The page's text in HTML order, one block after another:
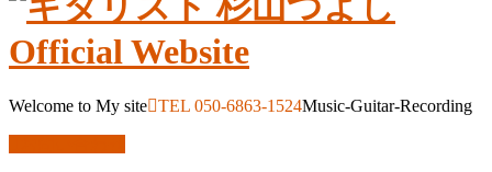
Welcome to My site TEL 050-6863-1524Music-Guitar-Recording